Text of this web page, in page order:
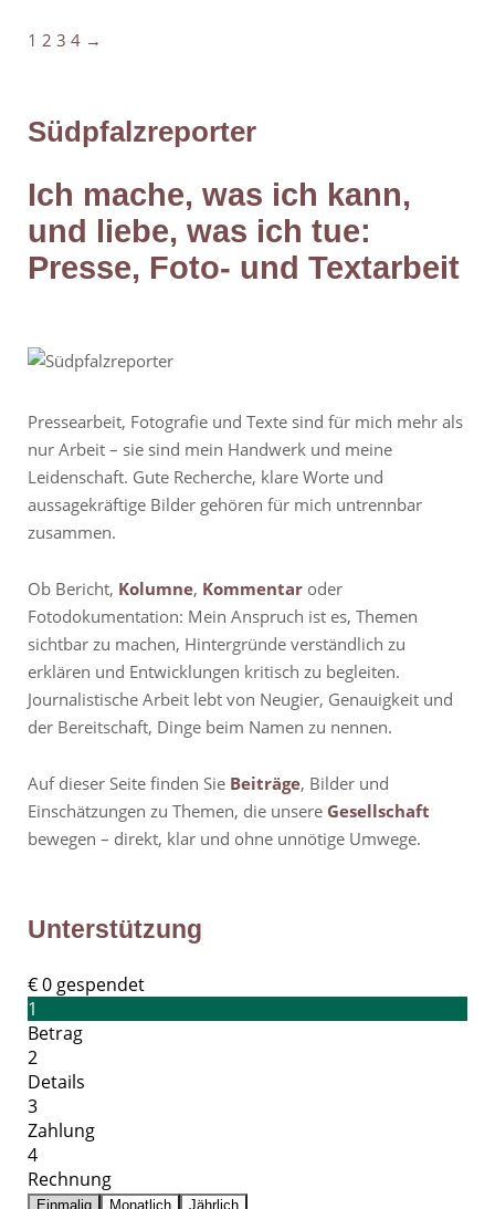
1 2 3 4 →
Südpfalzreporter
Ich mache, was ich kann,
und liebe, was ich tue:
Presse, Foto- und Textarbeit
Pressearbeit, Fotografie und Texte sind für mich mehr als
nur Arbeit – sie sind mein Handwerk und meine
Leidenschaft. Gute Recherche, klare Worte und
aussagekräftige Bilder gehören für mich untrennbar
zusammen.
Ob Bericht, Kolumne, Kommentar oder
Fotodokumentation: Mein Anspruch ist es, Themen
sichtbar zu machen, Hintergründe verständlich zu
erklären und Entwicklungen kritisch zu begleiten.
Journalistische Arbeit lebt von Neugier, Genauigkeit und
der Bereitschaft, Dinge beim Namen zu nennen.
Auf dieser Seite finden Sie Beiträge, Bilder und
Einschätzungen zu Themen, die unsere Gesellschaft
bewegen – direkt, klar und ohne unnötige Umwege.
Unterstützung